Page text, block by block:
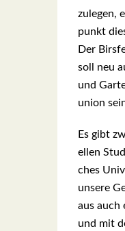
zu­le­gen,
punkt
Der
soll neu
und
uni­on
Es gibt
el­len
ches
unse­re
aus auch
und mit